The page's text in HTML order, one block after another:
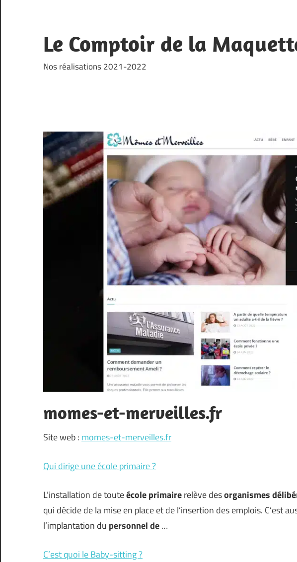
content
Le Comptoir de la
Nos réalisations 2021-2022
momes-et-merveilles.fr
Site web : momes-et-merveilles.fr
Qui dirige une école primaire ?
L’installation de touteécole primairerelève desorganismes
qui décide de la mise en place et de l’insertion des emplois. C’est
l’implantation du personnel de…
C’est quoi le Baby-sitting ?